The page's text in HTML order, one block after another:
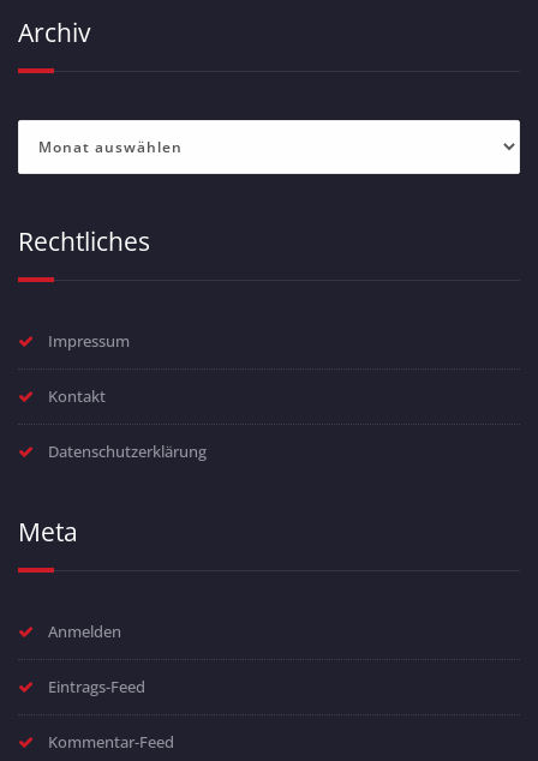
Archiv
Rechtliches
Impressum
Kontakt
Datenschutzerklärung
Meta
Anmelden
Eintrags-Feed
Kommentar-Feed